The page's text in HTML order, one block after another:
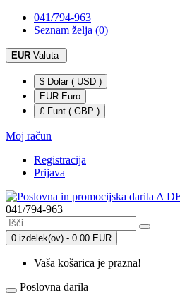
041/794-963
Seznam želja (0)
EUR Valuta
$ Dolar ( USD )
EUR Euro
£ Funt ( GBP )
Moj račun
Registracija
Prijava
041/794-963
0 izdelek(ov) - 0.00 EUR
Vaša košarica je prazna!
Poslovna darila